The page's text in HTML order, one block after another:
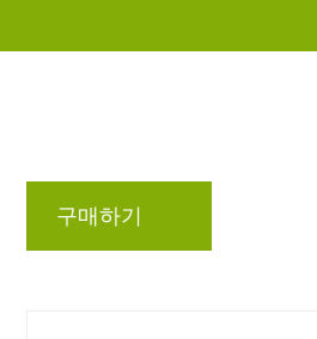
구매하기